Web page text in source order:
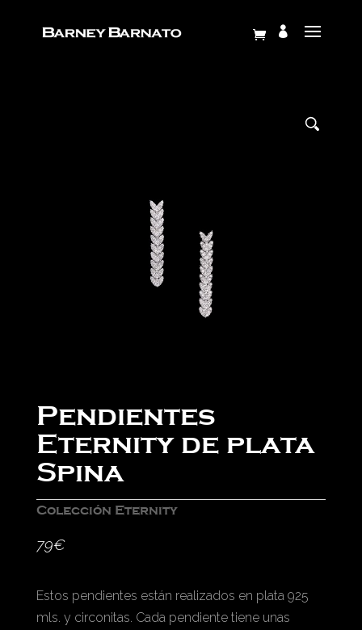
Pendientes
Eternity de plata
Spina
Colección Eternity
79€
Estos pendientes están realizados en plata 925
mls. y circonitas. Cada pendiente tiene unas